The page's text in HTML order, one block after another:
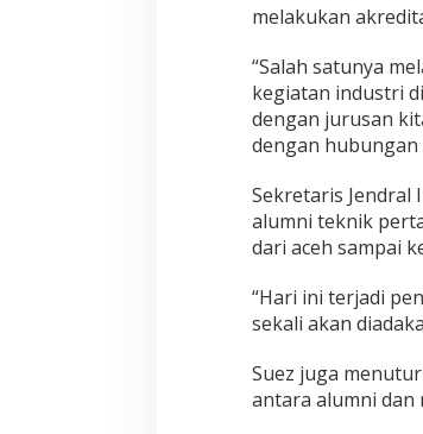
melakukan
“Salah satunya
kegiatan industri
dengan jurusan
dengan hubungan
Sekretaris Jendral
alumni teknik
dari aceh sampai
“Hari ini terjadi
sekali akan
Suez juga
antara alumni dan